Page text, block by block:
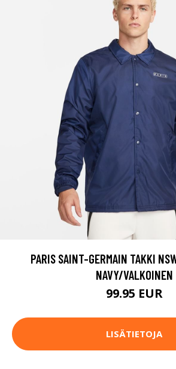
PARIS SAINT-GERMAIN TAKKI
NAVY/VALKOINEN
99.95 EUR
LISÄTIETOJA